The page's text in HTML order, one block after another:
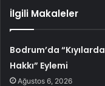
İlgili Makaleler
Bodrum’da
Hakkı” Eylemi
Ağustos 6, 2026